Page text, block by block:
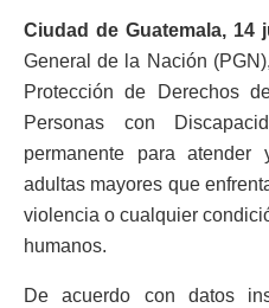
Ciudad de Guatemala, 14
General de la Nación
Protección de Derechos
Personas con
permanente para
adultas mayores que
violencia o cualquier
humanos.
De acuerdo con datos